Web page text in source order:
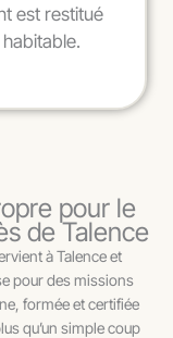
est restitué
pour le
de Talence
à Talence et
pour des missions
formée et certifiée
qu’un simple coup